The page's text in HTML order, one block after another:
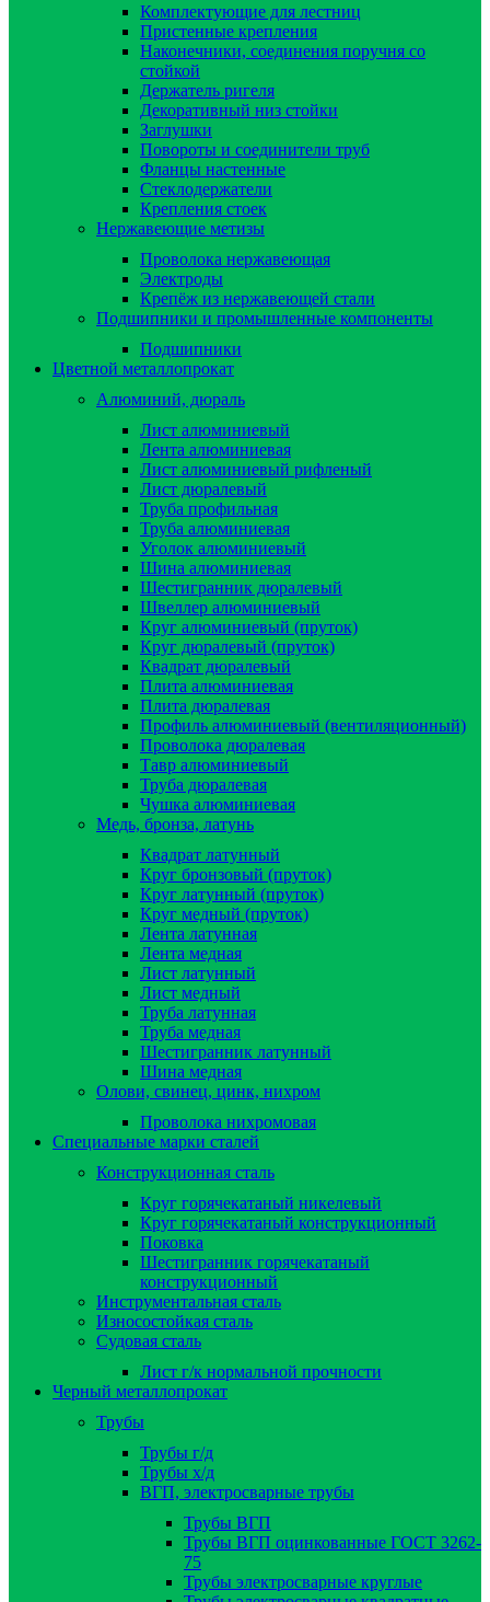
Комплектующие для лестниц
Пристенные крепления
Наконечники, соединения поручня со
стойкой
Держатель ригеля
Декоративный низ стойки
Заглушки
Повороты и соединители труб
Фланцы настенные
Стеклодержатели
Крепления стоек
Нержавеющие метизы
Проволока нержавеющая
Электроды
Крепёж из нержавеющей стали
Подшипники и промышленные компоненты
Подшипники
Цветной металлопрокат
Алюминий, дюраль
Лист алюминиевый
Лента алюминиевая
Лист алюминиевый рифленый
Лист дюралевый
Труба профильная
Труба алюминиевая
Уголок алюминиевый
Шина алюминиевая
Шестигранник дюралевый
Швеллер алюминиевый
Круг алюминиевый (пруток)
Круг дюралевый (пруток)
Квадрат дюралевый
Плита алюминиевая
Плита дюралевая
Профиль алюминиевый (вентиляционный)
Проволока дюралевая
Тавр алюминиевый
Труба дюралевая
Чушка алюминиевая
Медь, бронза, латунь
Квадрат латунный
Круг бронзовый (пруток)
Круг латунный (пруток)
Круг медный (пруток)
Лента латунная
Лента медная
Лист латунный
Лист медный
Труба латунная
Труба медная
Шестигранник латунный
Шина медная
Олови, свинец, цинк, нихром
Проволока нихромовая
Специальные марки сталей
Конструкционная сталь
Круг горячекатаный никелевый
Круг горячекатаный конструкционный
Поковка
Шестигранник горячекатаный
конструкционный
Инструментальная сталь
Износостойкая сталь
Судовая сталь
Лист г/к нормальной прочности
Черный металлопрокат
Трубы
Трубы г/д
Трубы х/д
ВГП, электросварные трубы
Трубы ВГП
Трубы ВГП оцинкованные ГОСТ 3262-
75
Трубы электросварные круглые